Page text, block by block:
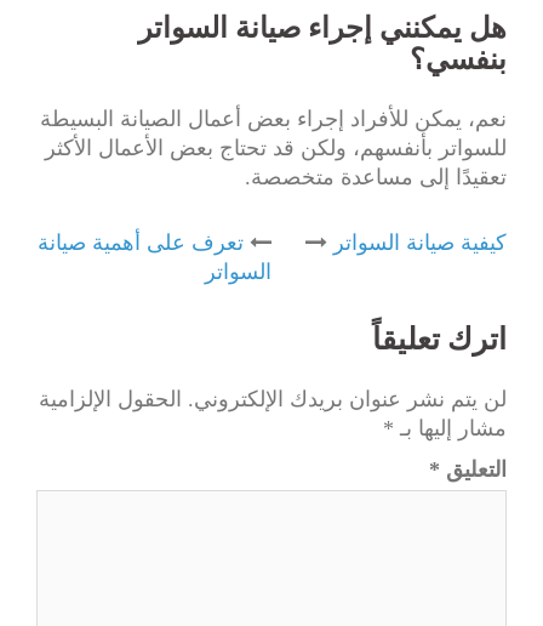
هل يمكنني إجراء صيانة السواتر
بنفسي؟
نعم، يمكن للأفراد إجراء بعض أعمال الصيانة البسيطة
للسواتر بأنفسهم، ولكن قد تحتاج بعض الأعمال الأكثر
تعقيدًا إلى مساعدة متخصصة.
Post
navigation
تعرف على أهمية صيانة
السواتر
كيفية صيانة السواتر
اترك تعليقاً
لن يتم نشر عنوان بريدك الإلكتروني. الحقول الإلزامية
مشار إليها بـ *
التعليق *